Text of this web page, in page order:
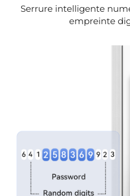
Serrure intelligente
empreinte